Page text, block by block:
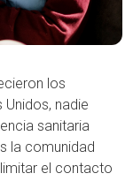
los
Unidos, nadie
sanitaria
la comunidad
el contacto